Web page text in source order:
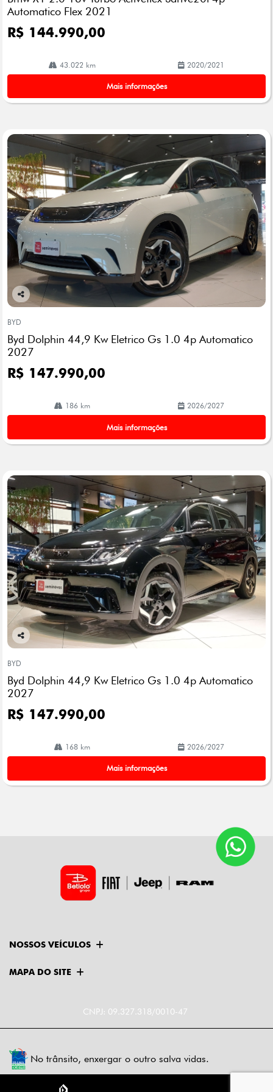
Automatico Flex 2021
R$ 144.990,00
43.022 km 2020/2021
Mais informações
Co
arti
lhe
BYD
Byd Dolphin 44,9 Kw Eletrico Gs 1.0 4p Automatico
2027
R$ 147.990,00
186 km 2026/2027
Mais informações
Co
arti
lhe
BYD
Byd Dolphin 44,9 Kw Eletrico Gs 1.0 4p Automatico
2027
R$ 147.990,00
168 km 2026/2027
Mais informações
NOSSOS VEÍCULOS
MAPA DO SITE
CNPJ: 09.327.318/0010-47
No trânsito, enxergar o outro salva vidas.